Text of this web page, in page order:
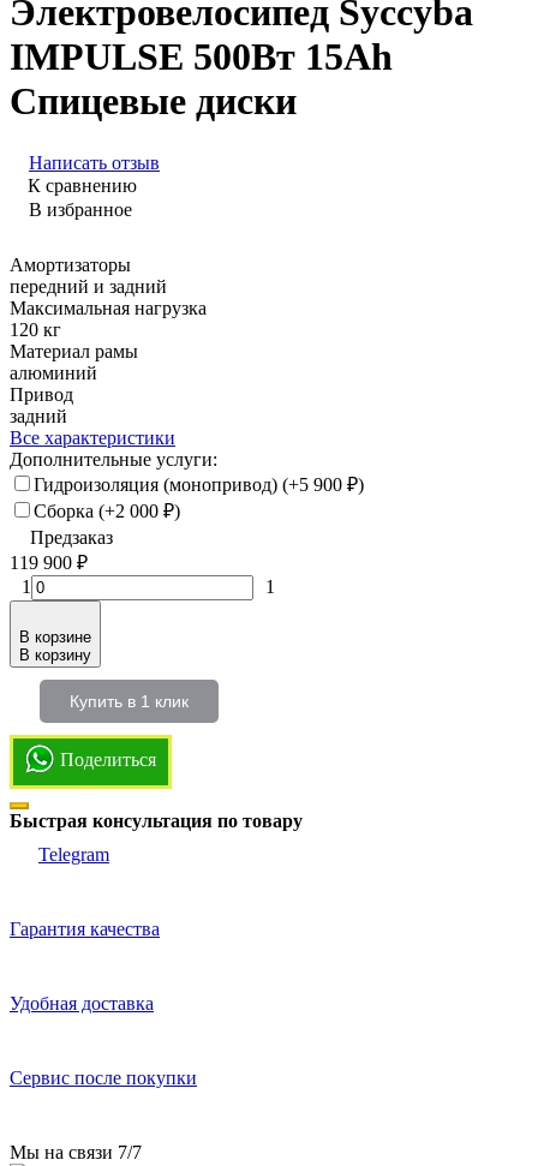
Электровелосипед Syccyba
IMPULSE 500Вт 15Ah
Спицевые диски
Написать отзыв
К сравнению
В избранное
Амортизаторы
передний и задний
Максимальная нагрузка
120 кг
Материал рамы
алюминий
Привод
задний
Все характеристики
Дополнительные услуги:
Гидроизоляция (монопривод) (+5 900 ₽)
Сборка (+2 000 ₽)
Предзаказ
119 900 ₽
1
1
В корзине
В корзину
Купить в 1 клик
Поделиться
Быстрая консультация по товару
Telegram
Гарантия качества
Удобная доставка
Сервис после покупки
Мы на связи 7/7